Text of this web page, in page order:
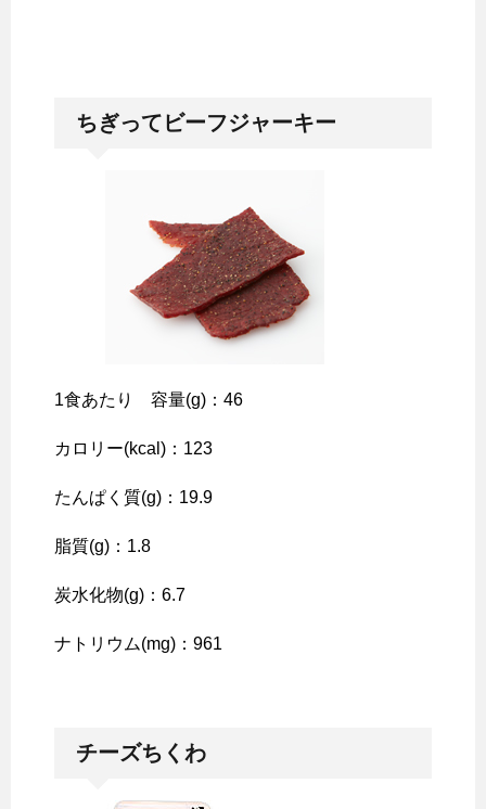
ちぎってビーフジャーキー
1食あたり 容量(g)：46
カロリー(kcal)：123
たんぱく質(g)：19.9
脂質(g)：1.8
炭水化物(g)：6.7
ナトリウム(mg)：961
チーズちくわ